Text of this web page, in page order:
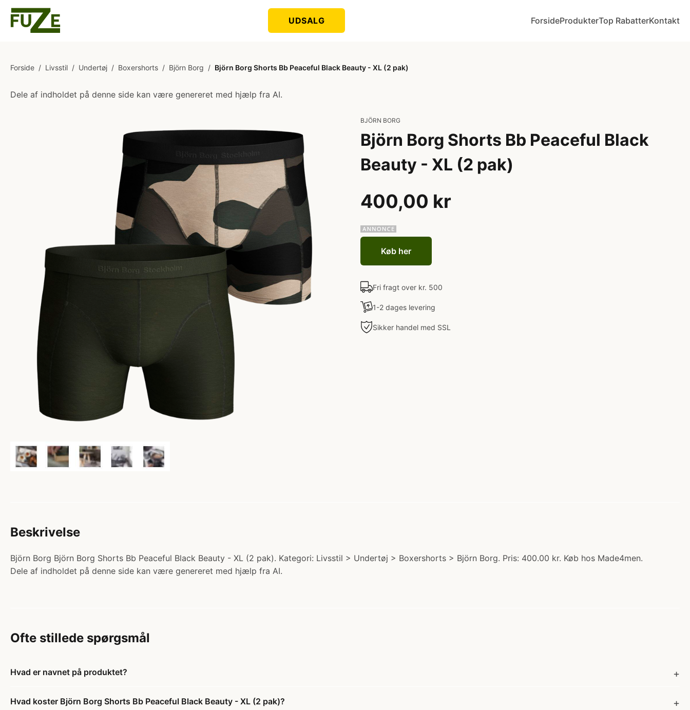
UDSALG ForsideProdukterTop RabatterKontakt
Forside / Livsstil / Undertøj / Boxershorts / Björn Borg / Björn Borg Shorts Bb Peaceful Black Beauty - XL (2 pak)
Dele af indholdet på denne side kan være genereret med hjælp fra AI.
BJÖRN BORG
Björn Borg Shorts Bb Peaceful Black
Beauty - XL (2 pak)
400,00 kr
Køb her
Fri fragt over kr. 500
1-2 dages levering
Sikker handel med SSL
Beskrivelse
Björn Borg Björn Borg Shorts Bb Peaceful Black Beauty - XL (2 pak). Kategori: Livsstil > Undertøj > Boxershorts > Björn Borg. Pris: 400.00 kr. Køb hos Made4men.
Dele af indholdet på denne side kan være genereret med hjælp fra AI.
Ofte stillede spørgsmål
Hvad er navnet på produktet?
Hvad koster Björn Borg Shorts Bb Peaceful Black Beauty - XL (2 pak)?